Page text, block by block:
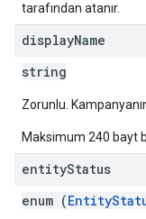
tarafından atanır.
displayName
string
Zorunlu.
Maksimum 240 bayt
entityStatus
enum (